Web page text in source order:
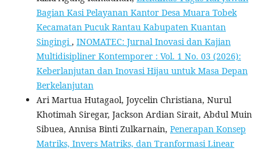
Bagian Kasi Pelayanan Kantor Desa Muara Tobek
Kecamatan Pucuk Rantau Kabupaten Kuantan
Singingi, INOMATEC: Jurnal Inovasi dan Kajian
Multidisipliner Kontemporer : Vol. 1 No. 03 (2026):
Keberlanjutan dan Inovasi Hijau untuk Masa Depan
Berkelanjutan
Ari Martua Hutagaol, Joycelin Christiana, Nurul
Khotimah Siregar, Jackson Ardian Sirait, Abdul Muin
Sibuea, Annisa Binti Zulkarnain, Penerapan Konsep
Matriks, Invers Matriks, dan Tranformasi Linear